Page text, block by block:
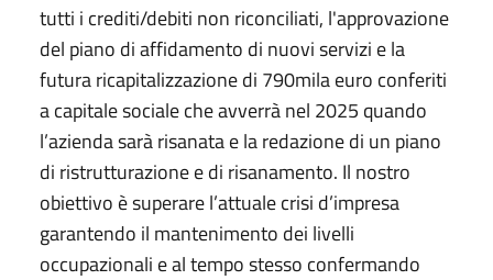
tutti i crediti/debiti non riconciliati, l'approvazione
del piano di affidamento di nuovi servizi e la
futura ricapitalizzazione di 790mila euro conferiti
a capitale sociale che avverrà nel 2025 quando
l’azienda sarà risanata e la redazione di un piano
di ristrutturazione e di risanamento. Il nostro
obiettivo è superare l’attuale crisi d’impresa
garantendo il mantenimento dei livelli
occupazionali e al tempo stesso confermando